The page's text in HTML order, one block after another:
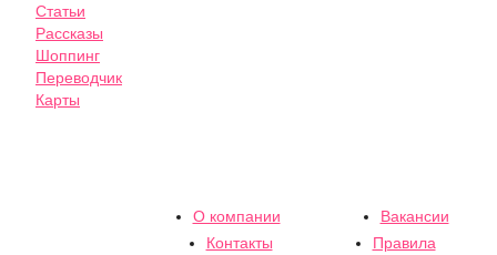
Статьи
Рассказы
Шоппинг
Переводчик
Карты
О компании
Вакансии
Контакты
Правила